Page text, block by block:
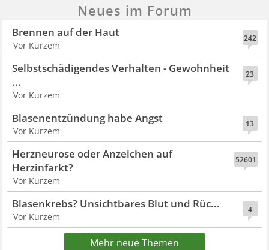
Neues im Forum
242
Brennen auf der Haut
Vor Kurzem
23
Selbstschädigendes Verhalten - Gewohnheit
...
Vor Kurzem
13
Blasenentzündung habe Angst
Vor Kurzem
52601
Herzneurose oder Anzeichen auf
Herzinfarkt?
Vor Kurzem
4
Blasenkrebs? Unsichtbares Blut und Rüc...
Vor Kurzem
Mehr neue Themen